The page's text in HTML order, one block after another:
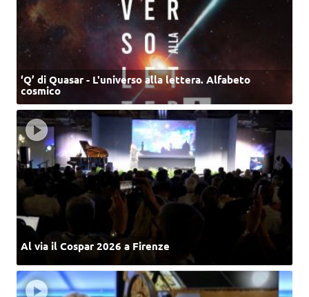
‘Q’ di Quasar - L'universo alla lettera. Alfabeto
cosmico
Al via il Cospar 2026 a Firenze